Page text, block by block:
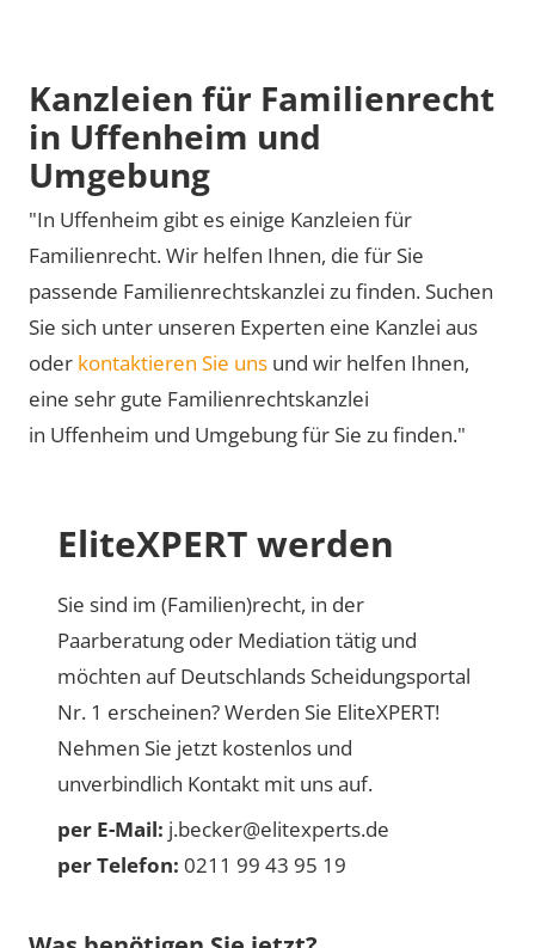
Kanzleien für Familienrecht
in Uffenheim und
Umgebung
"In Uffenheim gibt es einige Kanzleien für
Familienrecht. Wir helfen Ihnen, die für Sie
passende Familienrechtskanzlei zu finden. Suchen
Sie sich unter unseren Experten eine Kanzlei aus
oder kontaktieren Sie uns und wir helfen Ihnen,
eine sehr gute Familienrechtskanzlei
in Uffenheim und Umgebung für Sie zu finden."
EliteXPERT werden
Sie sind im (Familien)recht, in der
Paarberatung oder Mediation tätig und
möchten auf Deutschlands Scheidungsportal
Nr. 1 erscheinen? Werden Sie EliteXPERT!
Nehmen Sie jetzt kostenlos und
unverbindlich Kontakt mit uns auf.
per E-Mail: j.becker@elitexperts.de
per Telefon: 0211 99 43 95 19